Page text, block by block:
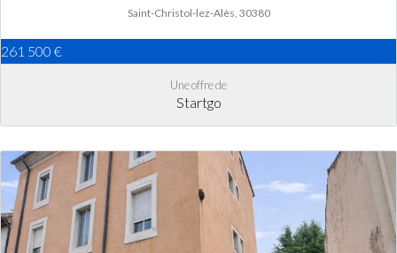
Saint-Christol-lez-Alès, 30380
261 500 €
Une offre de
Startgo